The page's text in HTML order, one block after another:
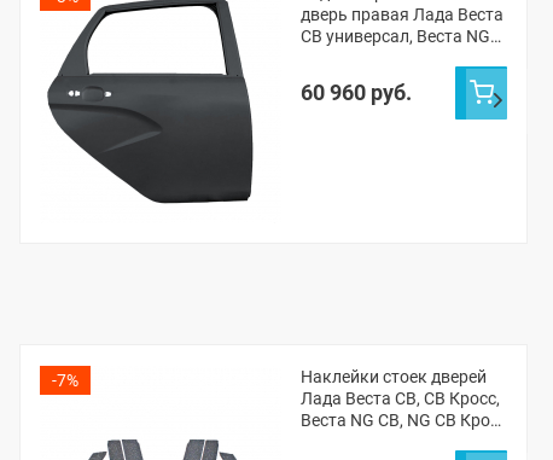
дверь правая Лада Веста
СВ универсал, Веста NG
жемчужина 676)
60 960 руб.
-7%
Наклейки стоек дверей
Лада Веста СВ, СВ Кросс,
Веста NG СВ, NG СВ Кросс